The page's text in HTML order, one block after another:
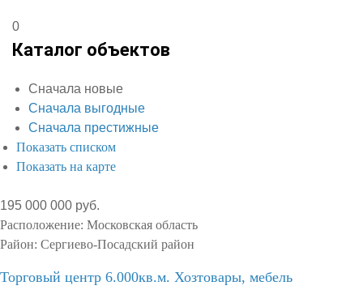
0
Каталог объектов
Сначала новые
Сначала выгодные
Сначала престижные
Показать списком
Показать на карте
195 000 000 руб.
Расположение: Московская область
Район: Сергиево-Посадский район
Торговый центр 6.000кв.м. Хозтовары, мебель